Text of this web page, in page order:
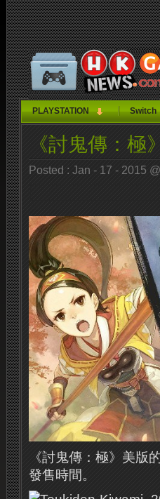
PLAYSTATION Switch
《討鬼傳：極
Posted : Jan - 17 - 2015
《討鬼傳：極》美版
發售時間。